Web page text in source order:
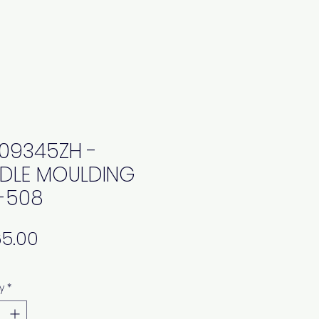
-
MOULDING
508
*